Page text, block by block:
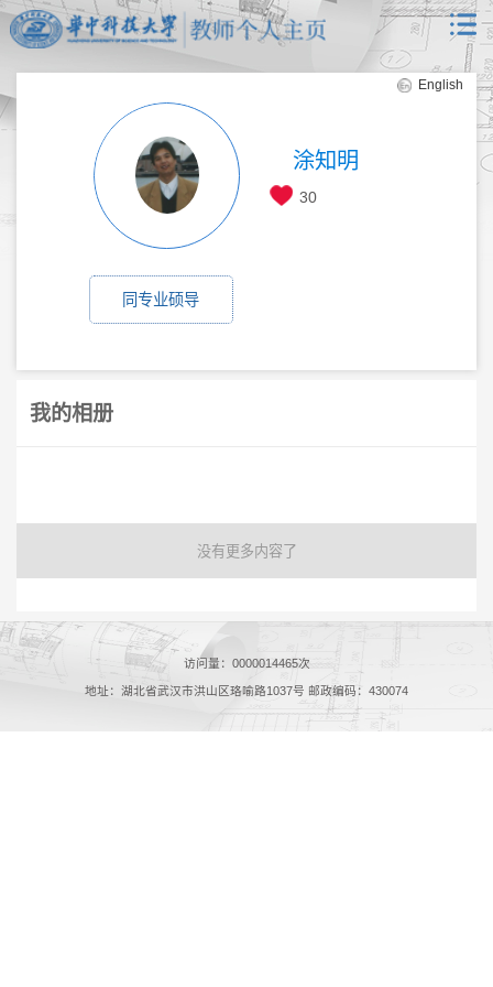
English
涂知明
30
同专业硕导
我的相册
没有更多内容了
访问量： 0000014465次
地址：湖北省武汉市洪山区珞喻路1037号 邮政编码：430074